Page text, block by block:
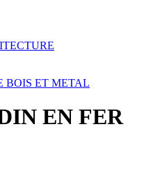
BOIS ET METAL
EN FER